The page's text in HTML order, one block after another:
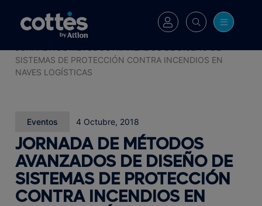
Blog
>
SISTEMAS DE PROTECCIÓN CONTRA INCENDIOS EN
NAVES LOGÍSTICAS
Eventos 4 Octubre, 2018
JORNADA DE MÉTODOS
AVANZADOS DE DISEÑO DE
SISTEMAS DE PROTECCIÓN
CONTRA INCENDIOS EN